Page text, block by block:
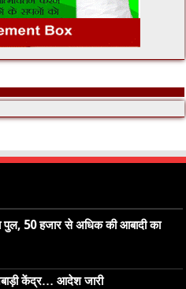
पुल, 50 हजार से अधिक की आबादी का
केंद्र… आदेश जारी